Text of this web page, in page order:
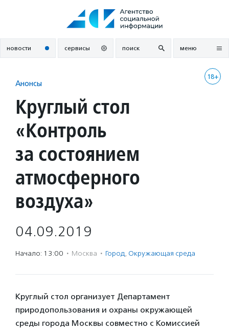
новости сервисы поиск меню
18+
Анонсы
Круглый стол
«Контроль
за состоянием
атмосферного
воздуха»
04.09.2019
Начало: 13:00 · Москва · Город, Окружающая среда
Круглый стол организует Департамент
природопользования и охраны окружающей
среды города Москвы совместно с Комиссией